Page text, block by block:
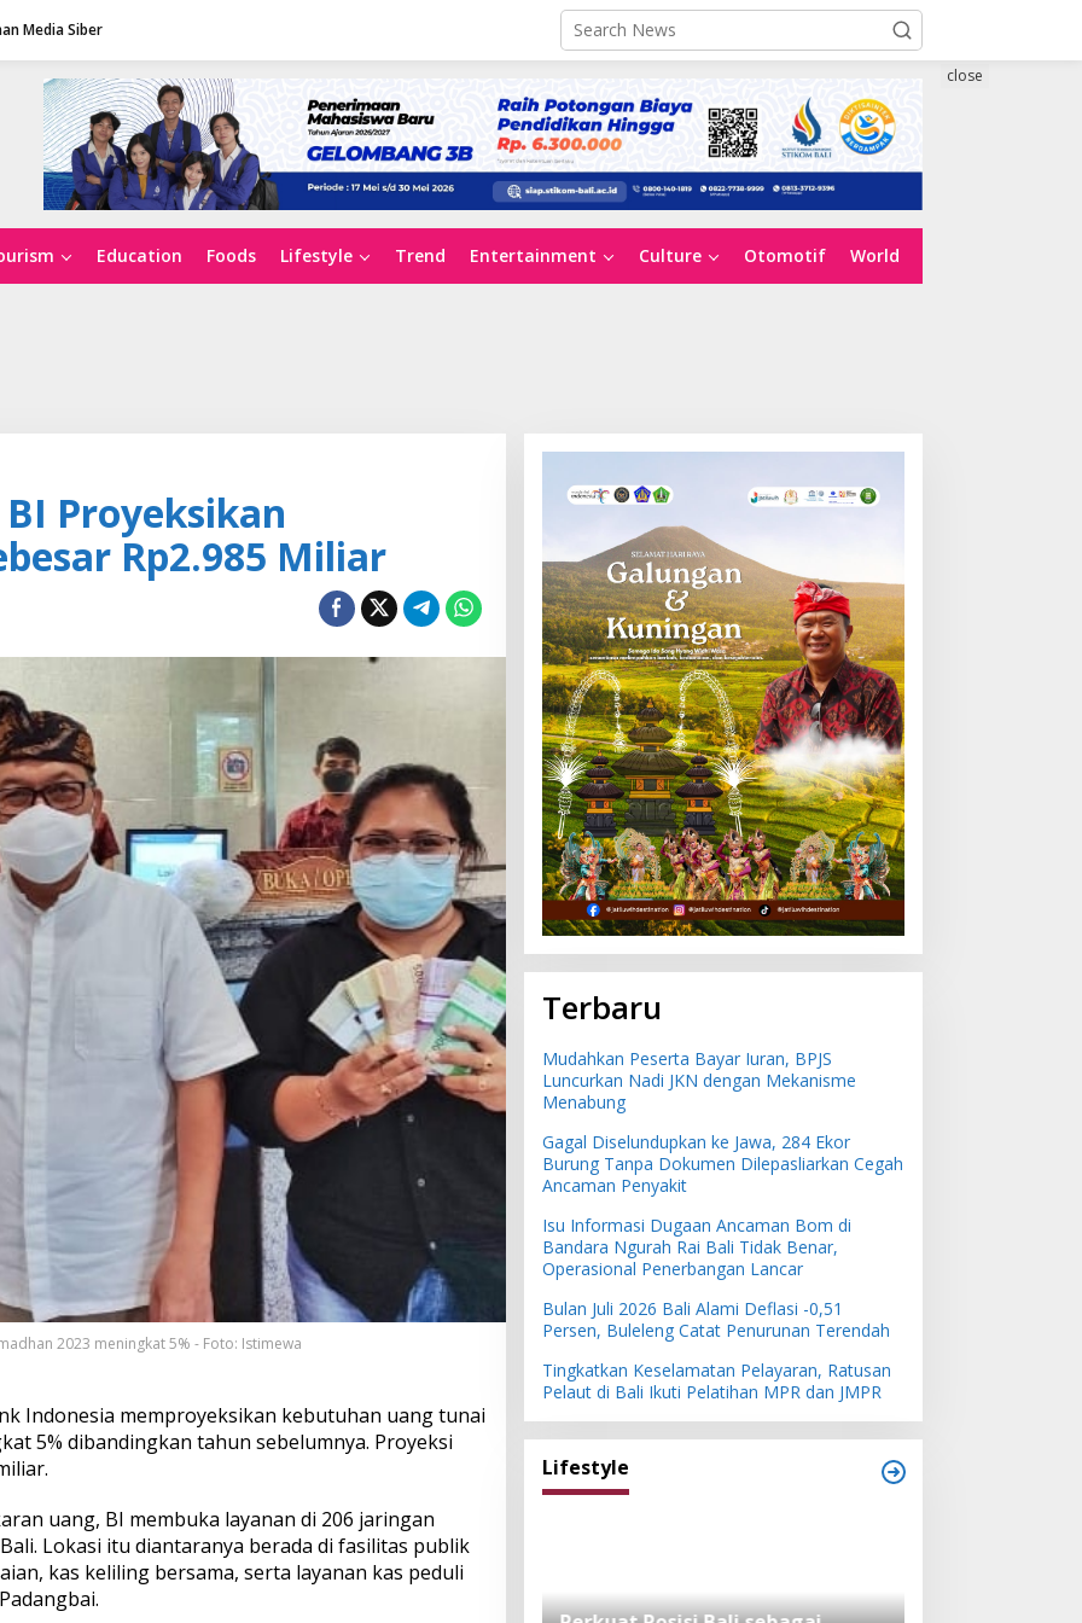
Media Siber
Education Foods Lifestyle Trend Entertainment Culture Otomotif World
close
Proyeksikan
Rp2.985 Miliar
2023 meningkat 5% - Foto: Istimewa
Indonesia memproyeksikan kebutuhan uang tunai
5% dibandingkan tahun sebelumnya. Proyeksi
uang, BI membuka layanan di 206 jaringan
Lokasi itu diantaranya berada di fasilitas publik
kas keliling bersama, serta layanan kas peduli
Terbaru
Mudahkan Peserta Bayar Iuran, BPJS
Luncurkan Nadi JKN dengan Mekanisme
Menabung
Gagal Diselundupkan ke Jawa, 284 Ekor
Burung Tanpa Dokumen Dilepasliarkan Cegah
Ancaman Penyakit
Isu Informasi Dugaan Ancaman Bom di
Bandara Ngurah Rai Bali Tidak Benar,
Operasional Penerbangan Lancar
Bulan Juli 2026 Bali Alami Deflasi -0,51
Persen, Buleleng Catat Penurunan Terendah
Tingkatkan Keselamatan Pelayaran, Ratusan
Pelaut di Bali Ikuti Pelatihan MPR dan JMPR
Lifestyle